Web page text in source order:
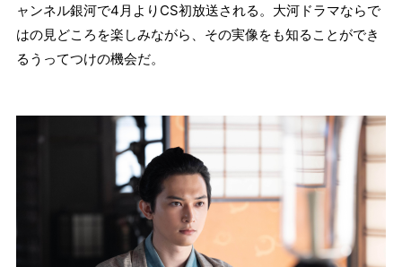
ャンネル銀河で4月よりCS初放送される。大河ドラマならで
はの見どころを楽しみながら、その実像をも知ることができ
るうってつけの機会だ。